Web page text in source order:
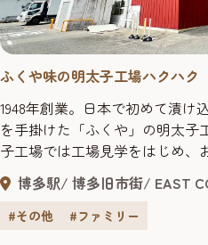
ふくや味の明太子工場ハクハク
1948年創業。日本で初めて漬け
を手掛けた「ふくや」の明太子
子工場では工場見学をはじめ、
みいただける明太子作り体験を
きるメニューをご用意したカフ
できる売店を併設しています。
博多駅 博多旧市街 EAST
#その他 #ファミリー